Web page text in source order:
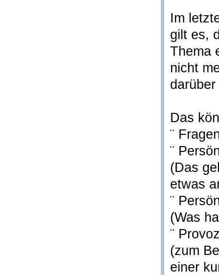
Im
gilt es,
Thema
nicht
Das
¨
¨
(Das
etwas
¨
(Was
¨
(zum
einer